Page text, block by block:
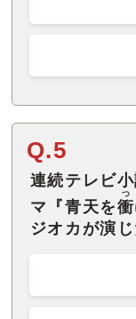
Q.5
連続テレビ
マ『青天を衝
つ
ジオカが演